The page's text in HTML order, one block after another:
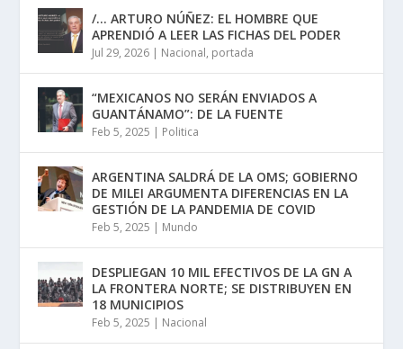
/… ARTURO NÚÑEZ: EL HOMBRE QUE
APRENDIÓ A LEER LAS FICHAS DEL PODER
Jul 29, 2026 | Nacional, portada
“MEXICANOS NO SERÁN ENVIADOS A
GUANTÁNAMO”: DE LA FUENTE
Feb 5, 2025 | Politica
ARGENTINA SALDRÁ DE LA OMS; GOBIERNO
DE MILEI ARGUMENTA DIFERENCIAS EN LA
GESTIÓN DE LA PANDEMIA DE COVID
Feb 5, 2025 | Mundo
DESPLIEGAN 10 MIL EFECTIVOS DE LA GN A
LA FRONTERA NORTE; SE DISTRIBUYEN EN
18 MUNICIPIOS
Feb 5, 2025 | Nacional